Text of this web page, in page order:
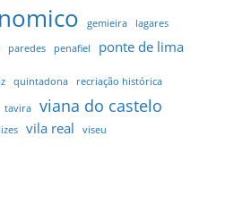
gemieira
lagares
paredes penafiel ponte de lima
quintadona recriação histórica
tavira viana do castelo
vila real viseu